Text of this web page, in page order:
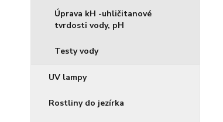
Úprava kH -uhličitanové
tvrdosti vody, pH
Testy vody
UV lampy
Rostliny do jezírka